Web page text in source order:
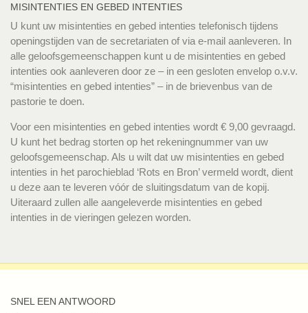
MISINTENTIES EN GEBED INTENTIES
U kunt uw misintenties en gebed intenties telefonisch tijdens
openingstijden van de secretariaten of via e-mail aanleveren. In
alle geloofsgemeenschappen kunt u de misintenties en gebed
intenties ook aanleveren door ze – in een gesloten envelop o.v.v.
“misintenties en gebed intenties” – in de brievenbus van de
pastorie te doen.
Voor een misintenties en gebed intenties wordt € 9,00 gevraagd.
U kunt het bedrag storten op het rekeningnummer van uw
geloofsgemeenschap. Als u wilt dat uw misintenties en gebed
intenties in het parochieblad ‘Rots en Bron’ vermeld wordt, dient
u deze aan te leveren vóór de sluitingsdatum van de kopij.
Uiteraard zullen alle aangeleverde misintenties en gebed
intenties in de vieringen gelezen worden.
SNEL EEN ANTWOORD